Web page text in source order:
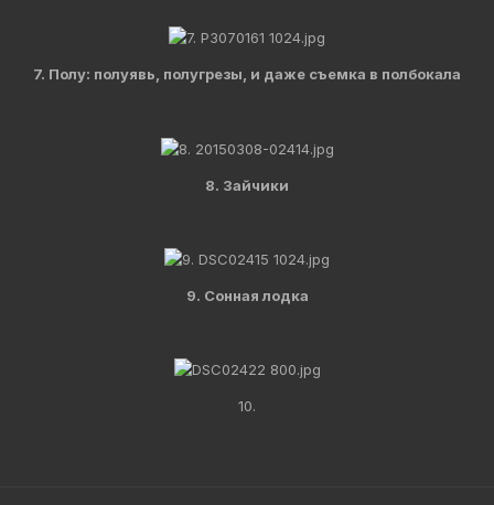
7. Полу: полуявь, полугрезы, и даже съемка в полбокала
8. Зайчики
9. Сонная лодка
10.